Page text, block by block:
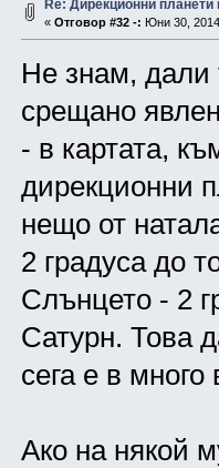
Re: Дирекционни планети
« Отговор #32 -: Юни 30,
Не знам, дали
срещано
- в картата,
дирекционни
нещо от
2 градуса до
Слънцето - 2
Сатурн. Това
сега е в
Ако на някой